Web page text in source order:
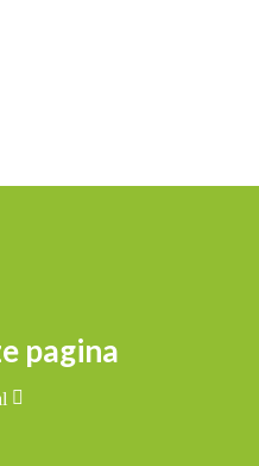
pagina